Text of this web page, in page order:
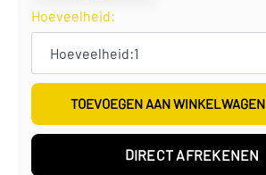
Hoeveelheid:
TOEVOEGEN AAN WINKELWAGEN
DIRECT AFREKENEN